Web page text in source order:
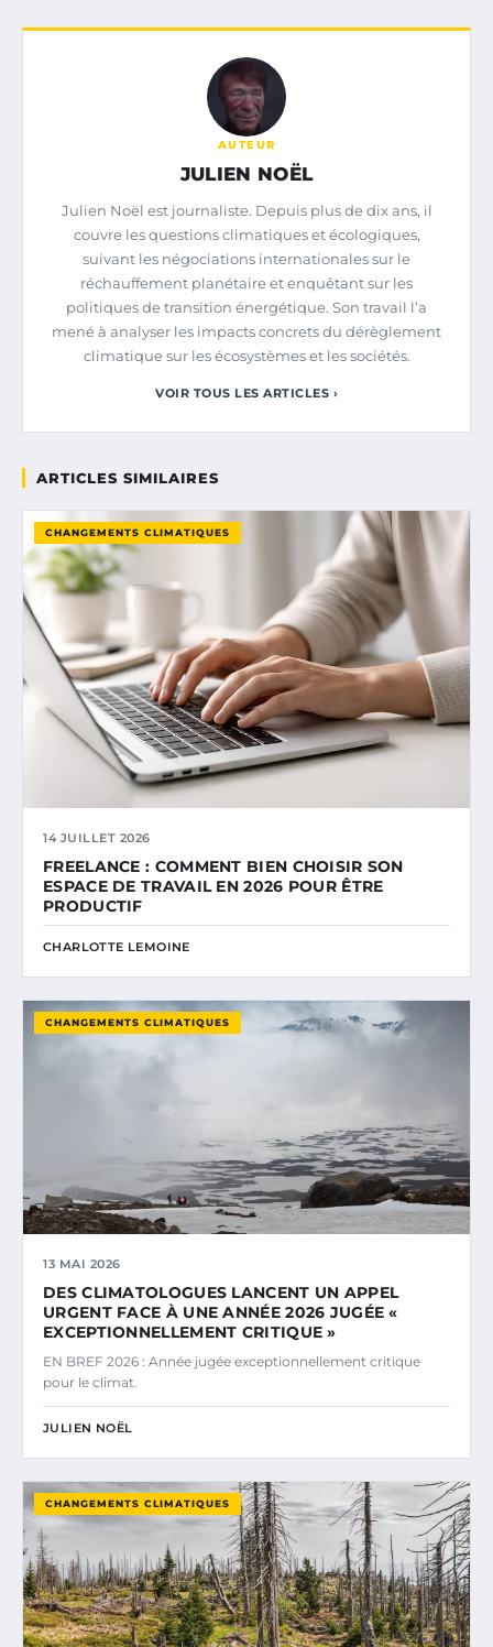
AUTEUR
JULIEN NOËL
Julien Noël est journaliste. Depuis plus de dix ans, il
couvre les questions climatiques et écologiques,
suivant les négociations internationales sur le
réchauffement planétaire et enquêtant sur les
politiques de transition énergétique. Son travail l’a
mené à analyser les impacts concrets du dérèglement
climatique sur les écosystèmes et les sociétés.
VOIR TOUS LES ARTICLES ›
ARTICLES SIMILAIRES
CHANGEMENTS CLIMATIQUES
14 JUILLET 2026
FREELANCE : COMMENT BIEN CHOISIR SON
ESPACE DE TRAVAIL EN 2026 POUR ÊTRE
PRODUCTIF
CHARLOTTE LEMOINE
CHANGEMENTS CLIMATIQUES
13 MAI 2026
DES CLIMATOLOGUES LANCENT UN APPEL
URGENT FACE À UNE ANNÉE 2026 JUGÉE «
EXCEPTIONNELLEMENT CRITIQUE »
EN BREF 2026 : Année jugée exceptionnellement critique
pour le climat.
JULIEN NOËL
CHANGEMENTS CLIMATIQUES